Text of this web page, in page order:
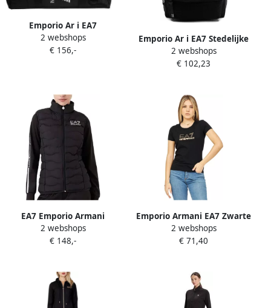
Emporio Ar i EA7
Verstelbare Gymtas met
Afneembare Band Black
2 webshops
€ 156,-
Emporio Ar i EA7 Stedelijke
Rugzak met Verstelbare
Banden Black
2 webshops
€ 102,23
EA7 Emporio Armani
Bodywarmer met
opstaande kraag model
2 webshops
€ 148,-
Emporio Armani EA7 Zwarte
Katoenen Ronde Hals Slim
Fit T-shirt Black Dames
2 webshops
€ 71,40